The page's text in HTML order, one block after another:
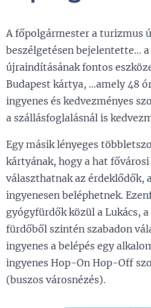
A főpolgármester a turizmus
beszélgetésen bejelentette...
újraindításának fontos
Budapest kártya, ...amely 48
ingyenes és kedvezményes
a szállásfoglalásnál is
Egy másik lényeges
kártyának, hogy a hat
választhatnak az érdeklődők,
ingyenesen beléphetnek.
gyógyfürdők közül a Lukács, a
fürdőből szintén szabadon
ingyenes a belépés egy
ingyenes Hop-On Hop-Off
(buszos városnézés).